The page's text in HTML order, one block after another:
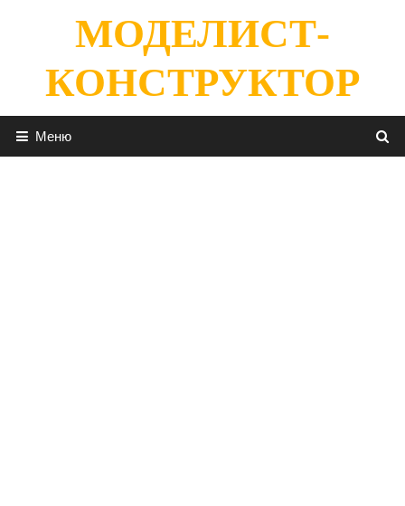
содержимомуМОДЕЛИСТ-
КОНСТРУКТОР
Меню